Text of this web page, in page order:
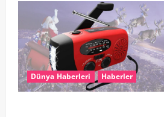
Dünya Haberleri Haberler